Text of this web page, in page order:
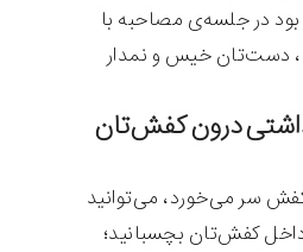
بود در جلسه‌ی مصاحبه با
دست‌تان خیس و نمدار
درون کفش‌تان
سر می‌خورد، می‌توانید
کفش‌تان بچسبانید؛